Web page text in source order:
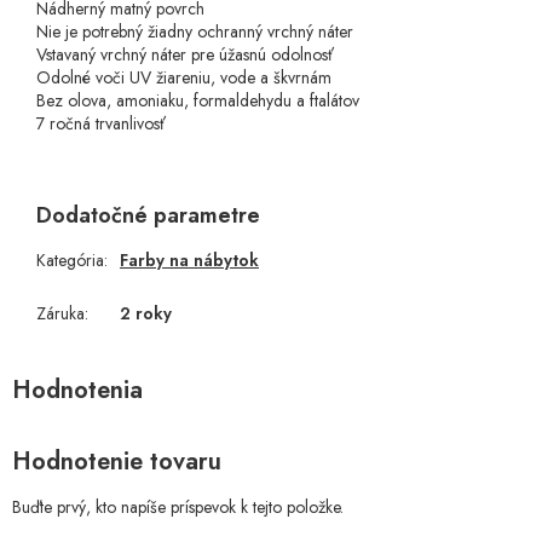
Nádherný matný povrch
Nie je potrebný žiadny ochranný vrchný náter
Vstavaný vrchný náter pre úžasnú odolnosť
Odolné voči UV žiareniu, vode a škvrnám
Bez olova, amoniaku, formaldehydu a ftalátov
7 ročná trvanlivosť
Dodatočné parametre
Kategória: Farby na nábytok
Záruka: 2 roky
Hodnotenie tovaru
Buďte prvý, kto napíše príspevok k tejto položke.